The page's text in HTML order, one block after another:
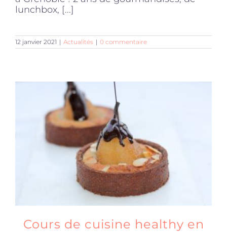
lunchbox, [...]
12 janvier 2021 | Actualités | 0 commentaire
Cours de cuisine healthy en